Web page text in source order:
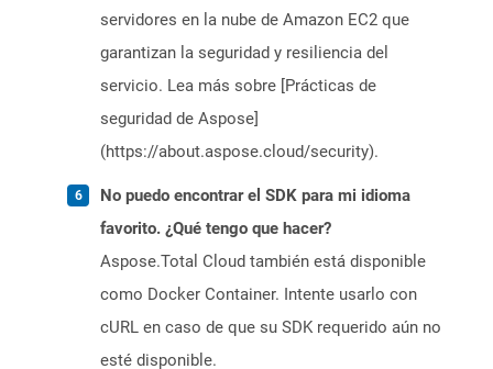
servidores en la nube de Amazon EC2 que
garantizan la seguridad y resiliencia del
servicio. Lea más sobre [Prácticas de
seguridad de Aspose]
(https://about.aspose.cloud/security).
No puedo encontrar el SDK para mi idioma
favorito. ¿Qué tengo que hacer?
Aspose.Total Cloud también está disponible
como Docker Container. Intente usarlo con
cURL en caso de que su SDK requerido aún no
esté disponible.